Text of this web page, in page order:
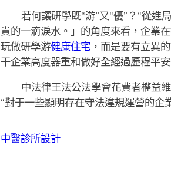
若何讓研學既“游”又“優”？“從
貴的一滴淚水。」的角度來看，企業
玩做研學游健康住宅，而是要有立異
干企業高度器重和做好全經過歷程平
中法律王法公法學會花費者權益
“對于一些顯明存在守法違規運營的
中醫診所設計